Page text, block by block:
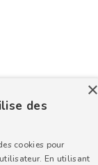
×
des
cookies pour
En utilisant